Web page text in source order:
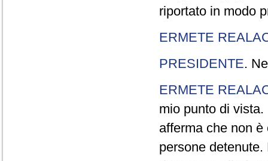
riportato in modo
ERMETE
PRESIDENTE.
ERMETE
mio punto di
afferma che non
persone